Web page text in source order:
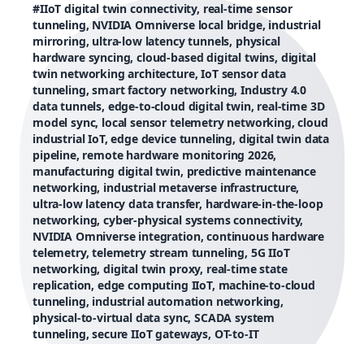
#IIoT digital twin connectivity, real-time sensor
tunneling, NVIDIA Omniverse local bridge, industrial
mirroring, ultra-low latency tunnels, physical
hardware syncing, cloud-based digital twins, digital
twin networking architecture, IoT sensor data
tunneling, smart factory networking, Industry 4.0
data tunnels, edge-to-cloud digital twin, real-time 3D
model sync, local sensor telemetry networking, cloud
industrial IoT, edge device tunneling, digital twin data
pipeline, remote hardware monitoring 2026,
manufacturing digital twin, predictive maintenance
networking, industrial metaverse infrastructure,
ultra-low latency data transfer, hardware-in-the-loop
networking, cyber-physical systems connectivity,
NVIDIA Omniverse integration, continuous hardware
telemetry, telemetry stream tunneling, 5G IIoT
networking, digital twin proxy, real-time state
replication, edge computing IIoT, machine-to-cloud
tunneling, industrial automation networking,
physical-to-virtual data sync, SCADA system
tunneling, secure IIoT gateways, OT-to-IT